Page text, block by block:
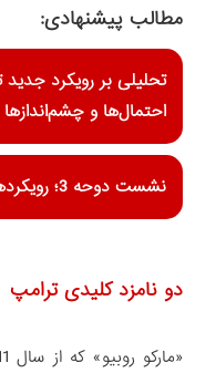
مطالب پیشنهادی:
تحلیلی بر رویکرد جدید
احتمال‌ها و چشم‌اندازها
نشست دوحه 3؛ رویکردها و برداشت‌ها
دو نامزد کلیدی ترامپ